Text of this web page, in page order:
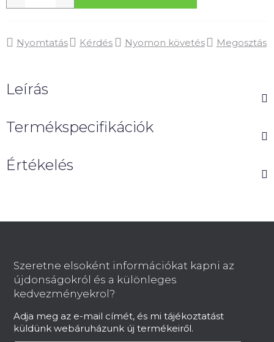
Nyomtatás Kérdés Nyomon követés Megosztás
Leírás
Termékspecifikációk
Értékelés
Szeretne elsoként információkat kapni az
újdonságokról és a különleges
kedvezményekrol?
Adja meg az e-mail címét, és mi tájékoztatást
küldünk webáruházunk új termékeiről.